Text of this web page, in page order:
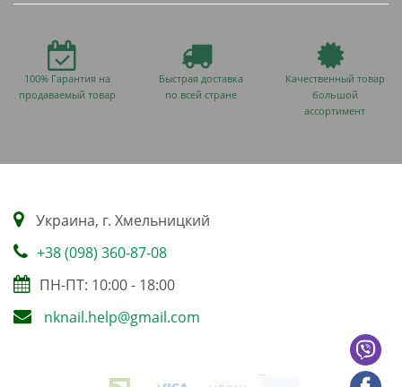
100% Гарантия на
продаваемый товар
Быстрая доставка
по всей стране
Качественный товар
большой
ассортимент
Украина, г. Хмельницкий
+38 (098) 360-87-08
ПН-ПТ: 10:00 - 18:00
nknail.help@gmail.com